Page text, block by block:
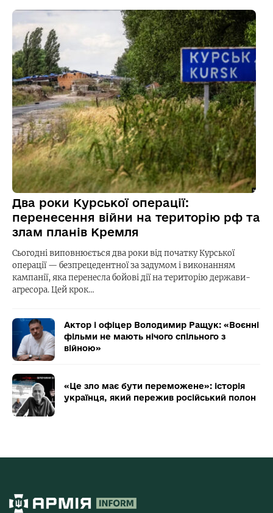
Два роки Курської операції:
перенесення війни на територію рф та
злам планів Кремля
Сьогодні виповнюється два роки від початку Курської
операції — безпрецедентної за задумом і виконанням
кампанії, яка перенесла бойові дії на територію держави-
агресора. Цей крок…
Актор і офіцер Володимир Ращук: «Воєнні
фільми не мають нічого спільного з
війною»
«Це зло має бути переможене»: історія
українця, який пережив російський полон